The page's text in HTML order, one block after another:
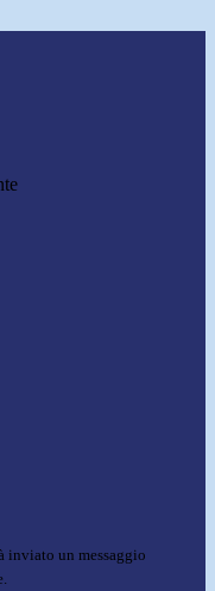
inviato un messaggio